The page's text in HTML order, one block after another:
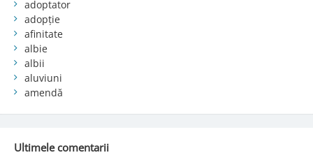
adoptator
adopție
afinitate
albie
albii
aluviuni
amendă
Ultimele comentarii